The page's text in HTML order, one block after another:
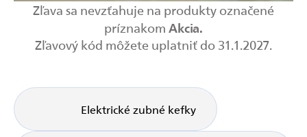
Zľava sa nevzťahuje na produkty označené
príznakom Akcia.
Zľavový kód môžete uplatniť do 31.1.2027.
Elektrické zubné kefky